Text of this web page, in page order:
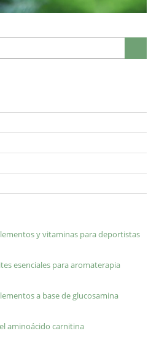
y vitaminas para deportistas
esenciales para aromaterapia
a base de glucosamina
aminoácido carnitina